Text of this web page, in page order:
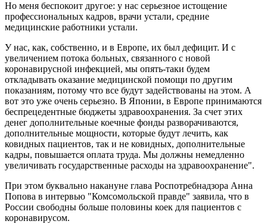
Но меня беспокоит другое: у нас серьезное истощение
профессиональных кадров, врачи устали, средние
медицинские работники устали.
У нас, как, собственно, и в Европе, их был дефицит. И с
увеличением потока больных, связанного с новой
коронавирусной инфекцией, мы опять-таки будем
откладывать оказание медицинской помощи по другим
показаниям, потому что все будут задействованы на этом. А
вот это уже очень серьезно. В Японии, в Европе принимаются
беспрецедентные бюджеты здравоохранения. За счет этих
денег дополнительные коечные фонды разворачиваются,
дополнительные мощности, которые будут лечить, как
ковидных пациентов, так и не ковидных, дополнительные
кадры, повышается оплата труда. Мы должны немедленно
увеличивать государственные расходы на здравоохранение".
При этом буквально накануне глава Роспотребнадзора Анна
Попова в интервью "Комсомольской правде" заявила, что в
России свободны больше половины коек для пациентов с
коронавирусом.